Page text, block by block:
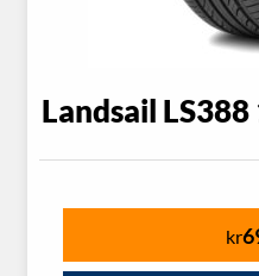
Landsail
kr